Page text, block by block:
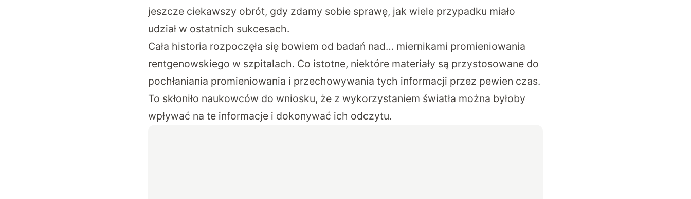
jeszcze ciekawszy obrót, gdy zdamy sobie sprawę, jak wiele przypadku miało
udział w ostatnich sukcesach.
Cała historia rozpoczęła się bowiem od badań nad… miernikami promieniowania
rentgenowskiego w szpitalach. Co istotne, niektóre materiały są przystosowane do
pochłaniania promieniowania i przechowywania tych informacji przez pewien czas.
To skłoniło naukowców do wniosku, że z wykorzystaniem światła można byłoby
wpływać na te informacje i dokonywać ich odczytu.